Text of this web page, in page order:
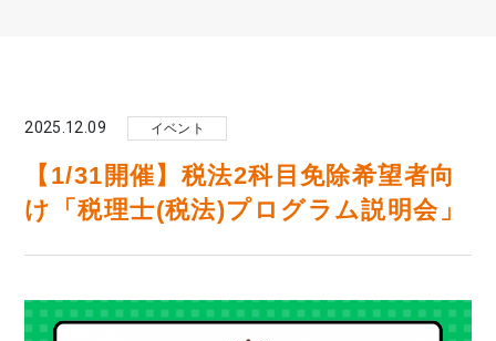
2025.12.09 イベント
【1/31開催】税法2科目免除希望者向
け「税理士(税法)プログラム説明会」